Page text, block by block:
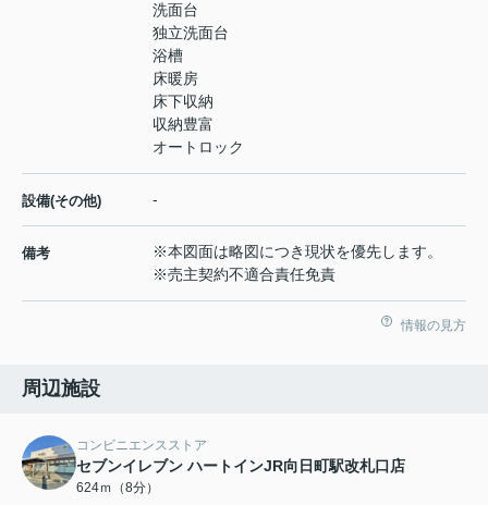
洗面台
独立洗面台
浴槽
床暖房
床下収納
収納豊富
オートロック
設備(その他) -
備考
※本図面は略図につき現状を優先します。
※売主契約不適合責任免責
情報の見方
周辺施設
コンビニエンスストア
セブンイレブン ハートインJR向日町駅改札口店
624ｍ（8分）